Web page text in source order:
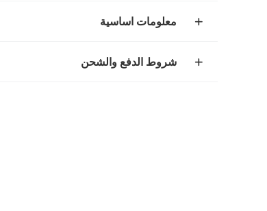
معلومات اساسية
شروط الدفع والشحن